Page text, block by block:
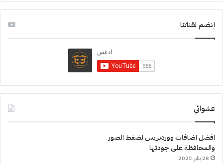
إنضم لقناتنا
عشوائي
افضل اضافات ووردبريس لضغط الصور
والمحافظة على جودتها
28 يناير 2022